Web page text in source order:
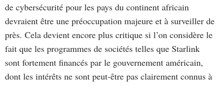
de cybersécurité pour les pays du continent africain
devraient être une préoccupation majeure et à surveiller de
près. Cela devient encore plus critique si l’on considère le
fait que les programmes de sociétés telles que Starlink
sont fortement financés par le gouvernement américain,
dont les intérêts ne sont peut-être pas clairement connus à